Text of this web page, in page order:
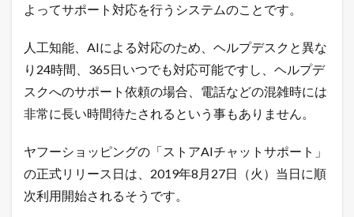
最
無
料
で
ネ
ト
ョ
プ
を
よってサポート対応を行うシステムのことです。
人工知能、AIによる対応のため、ヘルプデスクと異な
り24時間、365日いつでも対応可能ですし、ヘルプデ
スクへのサポート依頼の場合、電話などの混雑時には
非常に長い時間待たされるという事もありません。
ヤフーショッピングの「ストアAIチャットサポート」
の正式リリース日は、2019年8月27日（火）当日に順
次利用開始されるそうです。